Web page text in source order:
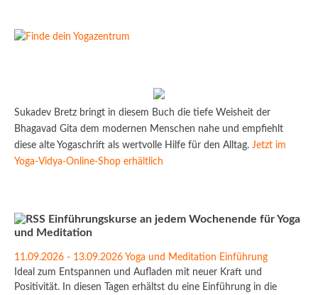
Sukadev Bretz bringt in diesem Buch die tiefe Weisheit der
Bhagavad Gita dem modernen Menschen nahe und empfiehlt
diese alte Yogaschrift als wertvolle Hilfe für den Alltag. Jetzt im
Yoga-Vidya-Online-Shop erhältlich
Einführungskurse an jedem Wochenende für Yoga
und Meditation
11.09.2026 - 13.09.2026 Yoga und Meditation Einführung
Ideal zum Entspannen und Aufladen mit neuer Kraft und
Positivität. In diesen Tagen erhältst du eine Einführung in die